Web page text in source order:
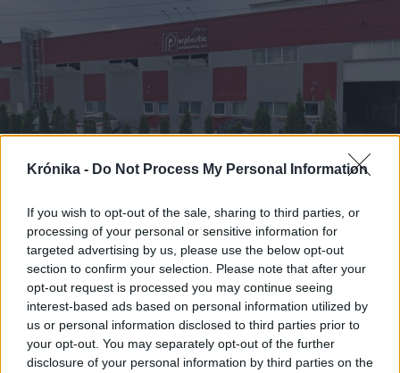
Krónika - Do Not Process My Personal Information
If you wish to opt-out of the sale, sharing to third parties, or
processing of your personal or sensitive information for
targeted advertising by us, please use the below opt-out
section to confirm your selection. Please note that after your
opt-out request is processed you may continue seeing
interest-based ads based on personal information utilized by
us or personal information disclosed to third parties prior to
your opt-out. You may separately opt-out of the further
disclosure of your personal information by third parties on the
2026. január 08., csütörtök
Amerikai óriásvállalat vásárolt
gyárat Romániában